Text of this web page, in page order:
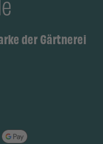
der Gärtnerei